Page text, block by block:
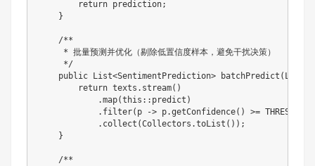
return prediction;
}
/**
     * 批量预测并优化（剔除低置信度样本，避免干扰决策）
     */
public
List<SentimentPrediction> batchPredict ( List
return texts . stream( )
.map(this :: predict )
. filter( p -> p.getConfidence( ) >= THRESHOLD
. collect (Collectors .toList ( ) ) ;
}
/**